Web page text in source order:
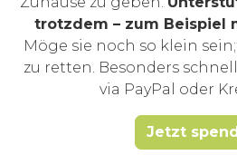
trotzdem – zum Beispiel
Möge sie noch so klein
zu retten. Besonders
via PayPal oder
Jetzt